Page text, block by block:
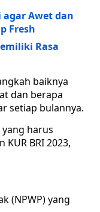
agar Awet dan
Fresh
Rasa
baiknya
dan berapa
setiap bulannya.
harus
BRI 2023,
(NPWP) yang